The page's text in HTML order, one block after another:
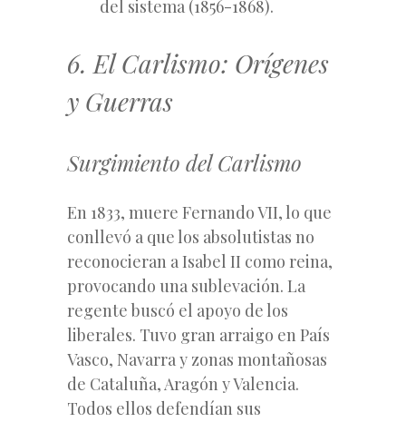
del sistema (1856-1868).
6. El Carlismo: Orígenes
y Guerras
Surgimiento del Carlismo
En 1833, muere Fernando VII, lo que
conllevó a que los absolutistas no
reconocieran a Isabel II como reina,
provocando una sublevación. La
regente buscó el apoyo de los
liberales. Tuvo gran arraigo en País
Vasco, Navarra y zonas montañosas
de Cataluña, Aragón y Valencia.
Todos ellos defendían sus